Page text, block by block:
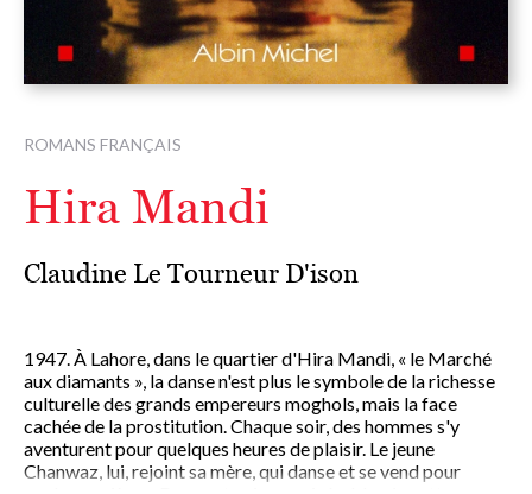
ROMANS FRANÇAIS
Hira Mandi
Claudine Le Tourneur D'ison
1947. À Lahore, dans le quartier d'Hira Mandi, « le Marché
aux diamants », la danse n'est plus le symbole de la richesse
culturelle des grands empereurs moghols, mais la face
cachée de la prostitution. Chaque soir, des hommes s'y
aventurent pour quelques heures de plaisir. Le jeune
Chanwaz, lui, rejoint sa mère, qui danse et se vend pour